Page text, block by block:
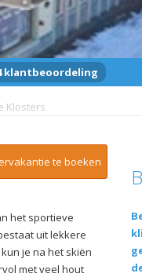
klantbeoordeling
Klosters
te boeken
het sportieve
uit lekkere
je na het skiën
met veel hout